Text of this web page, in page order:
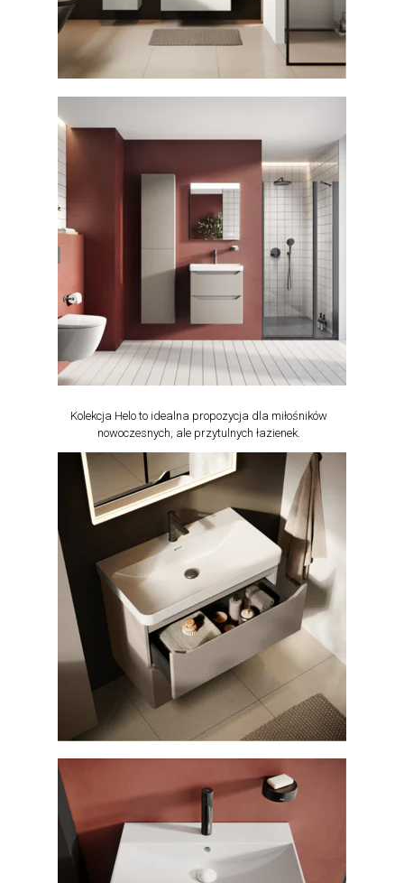
Kolekcja Helo to idealna propozycja dla miłośników
nowoczesnych, ale przytulnych łazienek.